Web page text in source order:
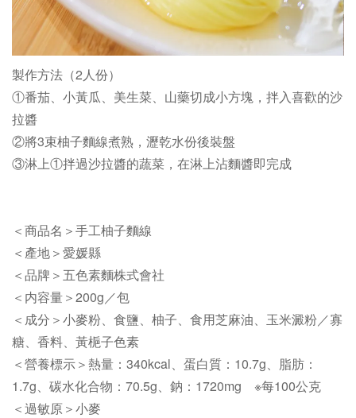
製作方法（2人份）
①番茄、小黃瓜、美生菜、山藥切成小方塊，拌入喜歡的沙
拉醬
②將3束柚子麵線煮熟，瀝乾水份後裝盤
③淋上①拌過沙拉醬的蔬菜，在淋上沾麵醬即完成
＜商品名＞手工柚子麵線
＜產地＞愛媛縣
＜品牌＞五色素麵株式會社
＜内容量＞200g／包
＜成分＞小麥粉、食鹽、柚子、食用芝麻油、玉米澱粉／寡
糖、香料、黃梔子色素
＜營養標示＞熱量：340kcal、蛋白質：10.7g、脂肪：
1.7g、碳水化合物：70.5g、鈉：1720mg ※每100公克
＜過敏原＞小麥